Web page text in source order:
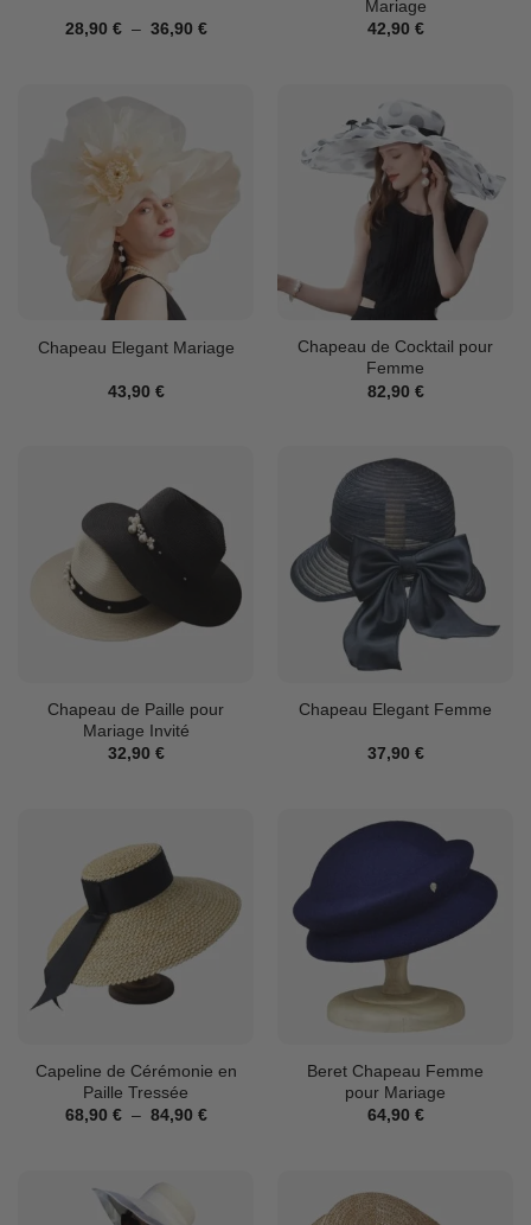
28,90 € – 36,90 €Plage
Mariage
42,90 €
Chapeau Elegant Mariage
43,90 €
Chapeau de Cocktail pour
Femme
82,90 €
Chapeau de Paille pour
Mariage Invité
32,90 €
Chapeau Elegant Femme
37,90 €
Capeline de Cérémonie en
Paille Tressée
68,90 € – 84,90 €Plage
Beret Chapeau Femme
pour Mariage
64,90 €